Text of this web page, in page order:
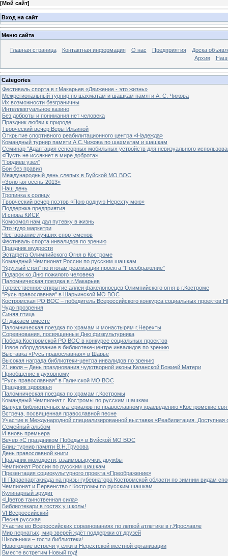
[Мой сайт]
Вход на сайт
Меню сайта
Главная страница Контактная информация О нас Предприятия
Доска
Архив
Categories
Фестиваль спорта в г.Макарьев «Движение - это жизнь»
Межрегиональный турнир по шахматам и шашкам памяти А. С. Чижова
Их возможности безграничны
Интеллектуальное казино
Без доброты и понимания нет человека
Праздник любви к природе
Творческий вечер Веры Ильиной
Открытие спортивного реабилитационного центра «Надежда»
Командный турнир памяти А.С.Чижова по шахматам и шашкам
Семинар "Адаптация сенсорных мобильных устройств для невизуального
«Пусть не иссякнет в мире доброта»
"Гордиев узел"
Бои без правил
Международный день слепых в Буйской МО ВОС
«Золотая осень-2013»
Наш день
Тропинка к солнцу
Творческий вечер поэтов «Пою родную Нерехту мою»
Поддержка предприятия
И снова КИСИ
Комсомол нам дал путевку в жизнь
Это чудо маркетри
Чествование лучших спортсменов
Фестиваль спорта инвалидов по зрению
Праздник мудрости
Эстафета Олимпийского Огня в Костроме
Командный Чемпионат России по русским шашкам
"Круглый стол" по итогам реализации проекта "Преображение"
Подарок ко Дню пожилого человека
Паломническая поездка в г.Макарьев
Торжественное открытие аллеи факелоносцев Олимпийского огня в г.Костроме
"Русь православная" в Шарьинской МО ВОС
Костромская РО ВОС – победитель Всероссийского конкурса социальных проектов
Чудо прозрения
Синяя птица
Отдыхаем вместе
Паломническая поездка по храмам и монастырям г.Нерехты
Соревнования, посвященные Дню физкультурника
Победа Костромской РО ВОС в конкурсе социальных проектов
Новое оборудование в библиотеке-центре инвалидов по зрению
Выставка «Русь православная» в Шарье
Высокая награда библиотеки-центра инвалидов по зрению
21 июля – День празднования чудотворной иконы Казанской Божией Матери
Приобщение к духовному
"Русь православная" в Галичской МО ВОС
Праздник здоровья
Паломническая поездка по храмам г.Костромы
Командный Чемпионат г. Костромы по русским шашкам
Выпуск библиотечных материалов по православному краеведению «Костромские
Встреча, посвященная православной песне
Участие в Международной специализированной выставке «Реабилитация. Доступная
Семейный альбом
И вновь премьера
Вечер «С праздником Победы» в Буйской МО ВОС
Блиц-турнир памяти В.Н.Трусова
День православной книги
Праздник молодости, взаимовыручки, дружбы
Чемпионат России по русским шашкам
Презентация социокультурного проекта «Преображение»
III Параспартакиада на призы губернатора Костромской области по зимним видам
Чемпионат и Первенство г.Костромы по русским шашкам
Кулинарный эрудит
«Цветов таинственная сила»
Библиотекари в гостях у школы!
VI Всероссийский
Песня русская
Участие во Всероссийских соревнованиях по легкой атлетике в г.Ярославле
Мир пернатых, мир зверей ждёт поддержки от друзей
Школьники – гости библиотеки!
Новогодние встречи у ёлки в Нерехтской местной организации
Вместе встретим Новый год!